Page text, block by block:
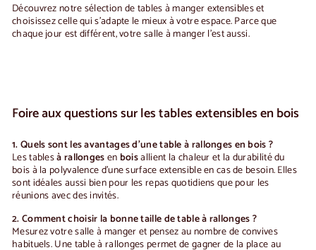
Découvrez notre sélection detables à manger extensibleset
choisissez celle qui s'adapte le mieux à votre espace. Parce que
chaque jour est différent, votre salle à manger l'est aussi.
Foire aux questions sur les tables extensibles en bois
1. Quels sont les avantages d'une table à rallonges en bois ?
Les tablesà rallongesen boisallient la chaleur et la durabilité du
bois à la polyvalence d'une surface extensible en cas de besoin. Elles
sont idéales aussi bien pour les repas quotidiens que pour les
réunions avec des invités.
2. Comment choisir la bonne taille de table à rallonges ?
Mesurez votre salle à manger et pensez au nombre de convives
habituels. Une table à rallonges permet de gagner de la place au